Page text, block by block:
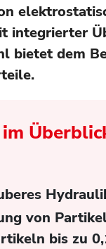
integrierter
bietet dem
von
bis zu